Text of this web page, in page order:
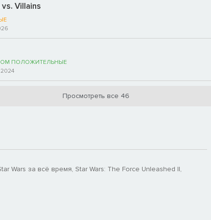
Villains
ПОЛОЖИТЕЛЬНЫЕ
Просмотреть все 46
за всё время, Star Wars: The Force Unleashed II,